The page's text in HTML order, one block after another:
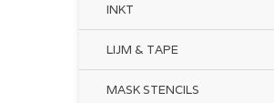
INKT
LIJM & TAPE
MASK STENCILS